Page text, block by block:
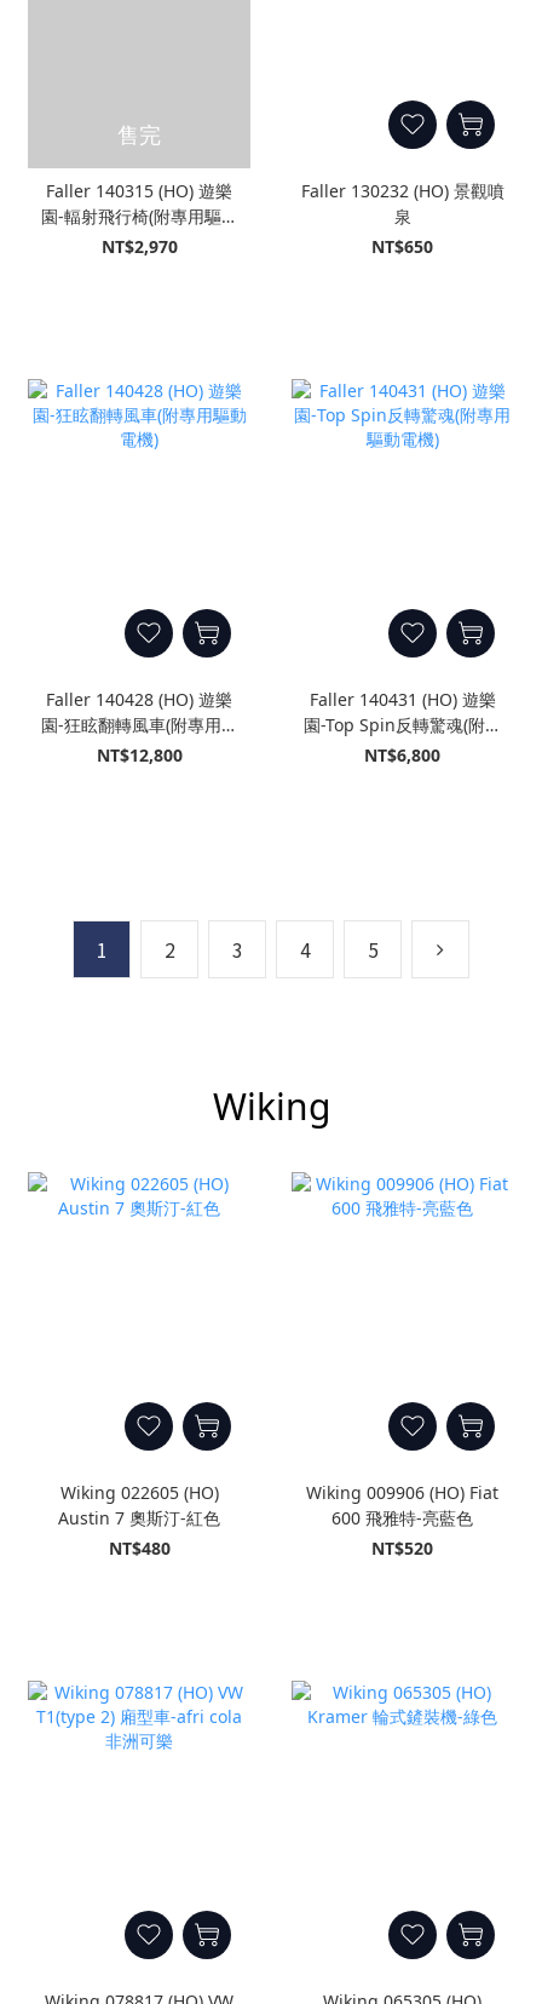
售完
Faller 140315 (HO) 遊樂
園-輻射飛行椅(附專用驅動
電機)
NT$2,970
Faller 130232 (HO) 景觀噴
泉
NT$650
Faller 140428 (HO) 遊樂
園-狂眩翻轉風車(附專用驅
動電機)
NT$12,800
Faller 140431 (HO) 遊樂
園-Top Spin反轉驚魂(附專
用驅動電機)
NT$6,800
1 2 3 4 5
Wiking
Wiking 022605 (HO)
Austin 7 奧斯汀-紅色
NT$480
Wiking 009906 (HO) Fiat
600 飛雅特-亮藍色
NT$520